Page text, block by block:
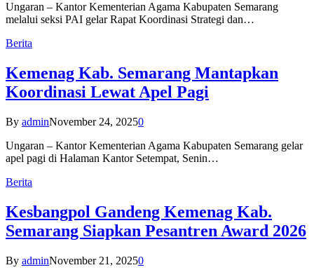
Ungaran – Kantor Kementerian Agama Kabupaten Semarang
melalui seksi PAI gelar Rapat Koordinasi Strategi dan…
Berita
Kemenag Kab. Semarang Mantapkan
Koordinasi Lewat Apel Pagi
By adminNovember 24, 20250
Ungaran – Kantor Kementerian Agama Kabupaten Semarang gelar
apel pagi di Halaman Kantor Setempat, Senin…
Berita
Kesbangpol Gandeng Kemenag Kab.
Semarang Siapkan Pesantren Award 2026
By adminNovember 21, 20250